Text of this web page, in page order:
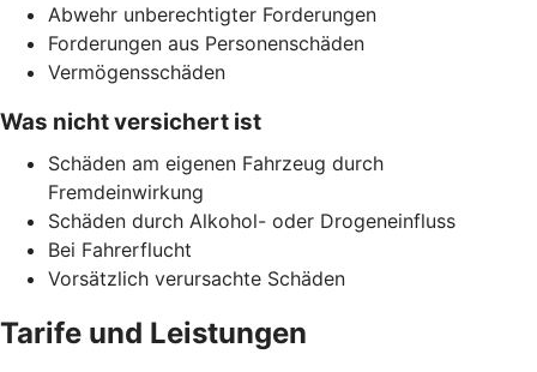
Abwehr unberechtigter Forderungen
Forderungen aus Personenschäden
Vermögensschäden
Was nicht versichert ist
Schäden am eigenen Fahrzeug durch
Fremdeinwirkung
Schäden durch Alkohol- oder Drogeneinfluss
Bei Fahrerflucht
Vorsätzlich verursachte Schäden
Tarife und Leistungen